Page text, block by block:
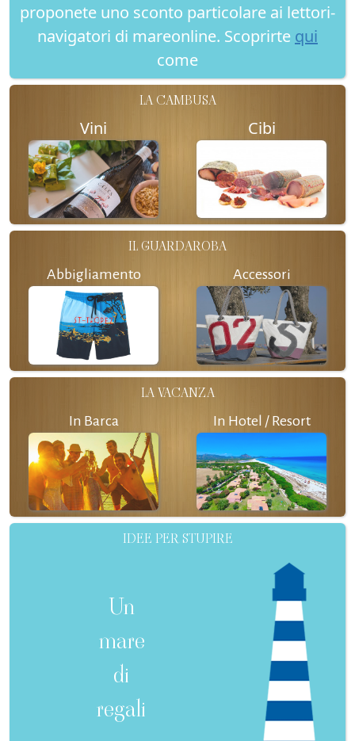
proponete uno sconto particolare ai lettori-
navigatori di mareonline. Scoprirte qui
come
LA CAMBUSA
Vini Cibi
IL GUARDAROBA
Abbigliamento Accessori
LA VACANZA
In Barca In Hotel / Resort
IDEE PER STUPIRE
Un
mare
di
regali